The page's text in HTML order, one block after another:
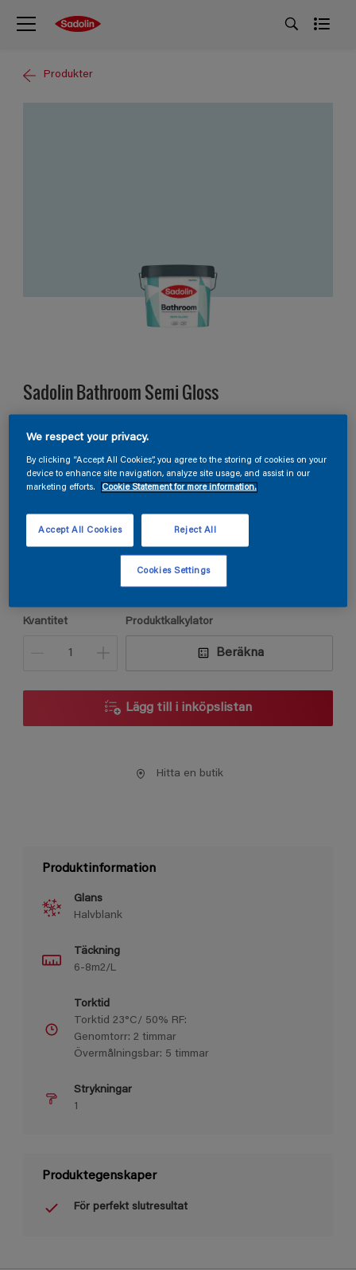
Produkter
Sadolin Bathroom Semi Gloss
VÅTRUMSFÄRG För väggar och tak i våtutrymmen
R6.06.83
Förpackningsstorlek
2,5L
Kvantitet Produktkalkylator
Beräkna
Lägg till i inköpslistan
Hitta en butik
Produktinformation
Glans
Halvblank
Täckning
6-8m2/L
Torktid
Torktid 23°C/ 50% RF:
Genomtorr: 2 timmar
Övermålningsbar: 5 timmar
Strykningar
1
Produktegenskaper
För perfekt slutresultat
We respect your privacy.
By clicking “Accept All Cookies”, you agree to the storing of cookies on your
device to enhance site navigation, analyze site usage, and assist in our
marketing efforts.
Cookie Statement for more information.
Reject All
Accept All Cookies
Cookies Settings